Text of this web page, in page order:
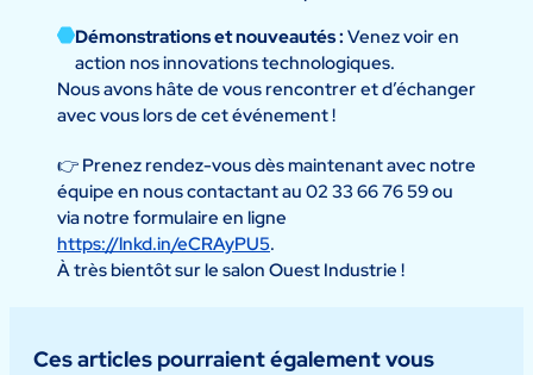
Démonstrations et nouveautés : Venez voir en
action nos innovations technologiques.
Nous avons hâte de vous rencontrer et d’échanger
avec vous lors de cet événement !
👉 Prenez rendez-vous dès maintenant avec notre
équipe en nous contactant au 02 33 66 76 59 ou
via notre formulaire en ligne
https://lnkd.in/eCRAyPU5.
À très bientôt sur le salon Ouest Industrie !
Ces articles pourraient également vous